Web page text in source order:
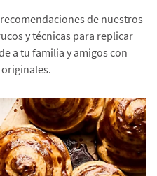
de nuestros
y técnicas para replicar
a tu familia y amigos con